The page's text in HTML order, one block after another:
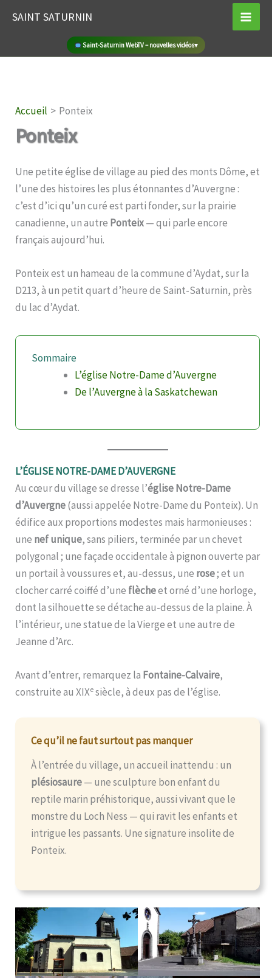
SAINT SATURNIN
Marché de producteurs locaux à Saint-Saturnin
Accueil Ponteix
Ponteix
Une petite église de village au pied des monts Dôme, et
l’une des histoires les plus étonnantes d’Auvergne :
c’est d’ici qu’un curé est parti fonder, sur la prairie
canadienne, un autre Ponteix— qui parle encore
français aujourd’hui.
Ponteix est un hameau de la commune d’Aydat, sur la
D213, à un petit quart d’heure de Saint-Saturnin, près
du lac d’Aydat.
Sommaire
L’église Notre-Dame d’Auvergne
De l’Auvergne à la Saskatchewan
L’ÉGLISE NOTRE-DAME D’AUVERGNE
Au cœur du village se dresse l’église Notre-Dame
d’Auvergne(aussi appelée Notre-Dame du Ponteix). Un
édifice aux proportions modestes mais harmonieuses :
une nef unique, sans piliers, terminée par un chevet
polygonal ; une façade occidentale à pignon ouverte par
un portail à voussures et, au-dessus, une rose; et un
clocher carré coiffé d’une flècheet orné d’une horloge,
dont la silhouette se détache au-dessus de la plaine. À
l’intérieur, une statue de la Vierge et une autre de
Jeanne d’Arc.
Avant d’entrer, remarquez la Fontaine-Calvaire,
construite au XIXesiècle, à deux pas de l’église.
Ce qu’il ne faut surtout pas manquer
À l’entrée du village, un accueil inattendu : un
plésiosaure— une sculpture bon enfant du
reptile marin préhistorique, aussi vivant que le
monstre du Loch Ness — qui ravit les enfants et
intrigue les passants. Une signature insolite de
Ponteix.